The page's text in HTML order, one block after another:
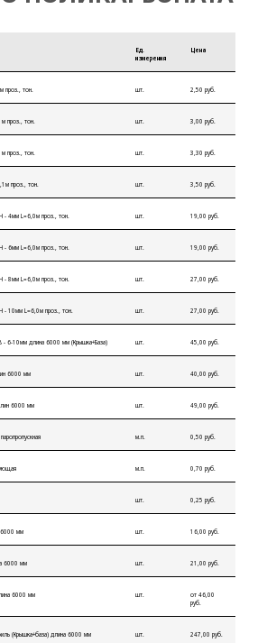
Ед.
измерения
Цена
проз., тон. шт. 2,50 руб.
проз., тон. шт. 3,00 руб.
проз., тон. шт. 3,30 руб.
проз., тон. шт. 3,50 руб.
- 4мм L=6,0м проз., тон. шт. 19,00 руб.
- 6мм L=6,0м проз., тон. шт. 19,00 руб.
- 8мм L=6,0м проз., тон. шт. 27,00 руб.
- 10мм L=6,0м проз., тон. шт. 27,00 руб.
- 6-10мм длина 6000 мм (Крышка+База) шт. 45,00 руб.
6000 мм шт. 40,00 руб.
6000 мм шт. 49,00 руб.
м.п. 0,50 руб.
м.п. 0,70 руб.
шт. 0,25 руб.
6000 мм шт. 16,00 руб.
6000 мм шт. 21,00 руб.
6000 мм шт.
от 46,00
руб.
(Крышка+база) длина 6000 мм шт. 247,00 руб.